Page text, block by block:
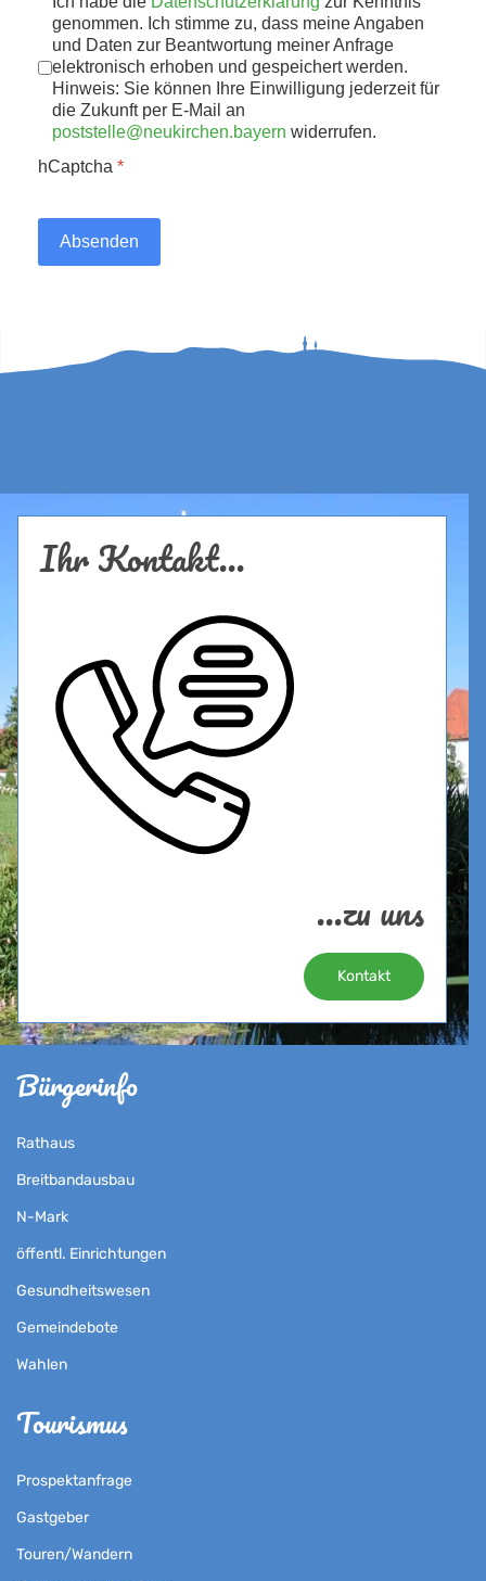
Datenschutz*
genommen. Ich stimme zu, dass meine Angaben
und Daten zur Beantwortung meiner Anfrage
elektronisch erhoben und gespeichert werden.
Hinweis: Sie können Ihre Einwilligung jederzeit für
die Zukunft per E-Mail an
poststelle@neukirchen.bayern widerrufen.
hCaptcha *
Absenden
Ihr Kontakt...
...zu uns
Kontakt
Bürgerinfo
Rathaus
Breitbandausbau
N-Mark
öffentl. Einrichtungen
Gesundheitswesen
Gemeindebote
Wahlen
Tourismus
Prospektanfrage
Gastgeber
Touren/Wandern